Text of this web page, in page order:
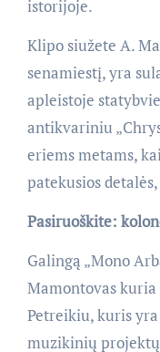
istorijoje.
Klipo siužete A.
senamiestį, yra
apleistoje
antikvariniu
eriems metams,
patekusios
Pasiruoškite:
Galingą „Mono
Mamontovas
Petreikiu, kuris
muzikinių